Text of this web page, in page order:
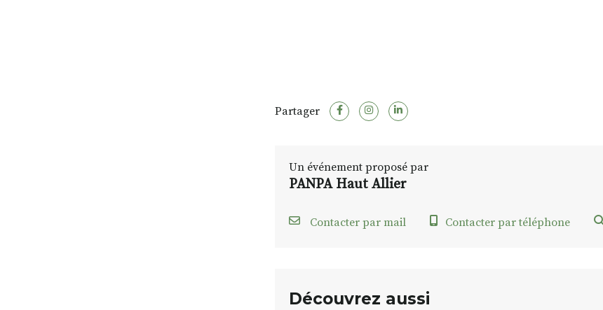
Partager
Un événement proposé par
PANPA Haut Allier
Contacter par mail Contacter par téléphone
Découvrez aussi